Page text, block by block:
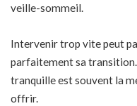
veille-sommeil.
Intervenir trop vite peut
parfaitement sa
tranquille est souvent la
offrir.